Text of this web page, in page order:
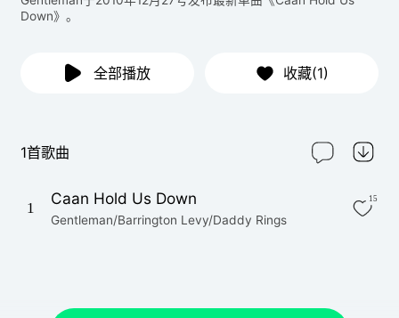
Down》。
全部播放 收藏(1)
1首歌曲
1
Caan Hold Us Down
Gentleman/Barrington Levy/Daddy Rings
15